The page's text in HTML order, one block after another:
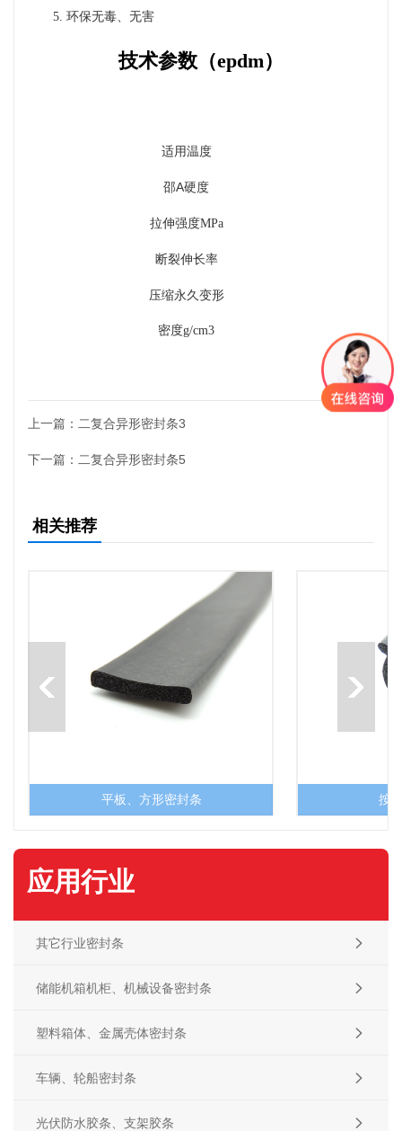
5. 环保无毒、无害
技术参数（epdm）
适用温度
邵A硬度
拉伸强度MPa
断裂伸长率
压缩永久变形
密度g/cm3
上一篇： 二复合异形密封条3
下一篇： 二复合异形密封条5
相关推荐
平板、方形密封条 按
应用行业
其它行业密封条 
储能机箱机柜、机械设备密封条 
塑料箱体、金属壳体密封条 
车辆、轮船密封条 
光伏防水胶条、支架胶条 